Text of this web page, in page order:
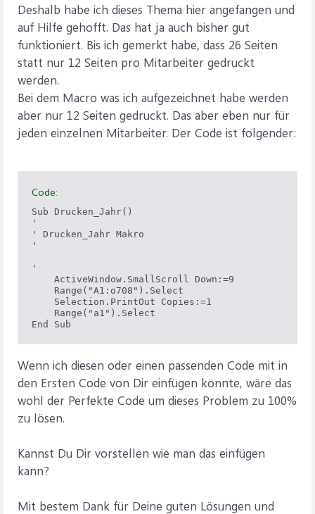
Deshalb habe ich dieses Thema hier angefangen und
auf Hilfe gehofft. Das hat ja auch bisher gut
funktioniert. Bis ich gemerkt habe, dass 26 Seiten
statt nur 12 Seiten pro Mitarbeiter gedruckt
werden.
Bei dem Macro was ich aufgezeichnet habe werden
aber nur 12 Seiten gedruckt. Das aber eben nur für
jeden einzelnen Mitarbeiter. Der Code ist folgender:
Code:
Sub Drucken_Jahr()
'
' Drucken_Jahr Makro
'
'
    ActiveWindow.SmallScroll Down:=9
    Range("A1:o708").Select
    Selection.PrintOut Copies:=1
    Range("a1").Select
End Sub
Wenn ich diesen oder einen passenden Code mit in
den Ersten Code von Dir einfügen könnte, wäre das
wohl der Perfekte Code um dieses Problem zu 100%
zu lösen.
Kannst Du Dir vorstellen wie man das einfügen
kann?
Mit bestem Dank für Deine guten Lösungen und